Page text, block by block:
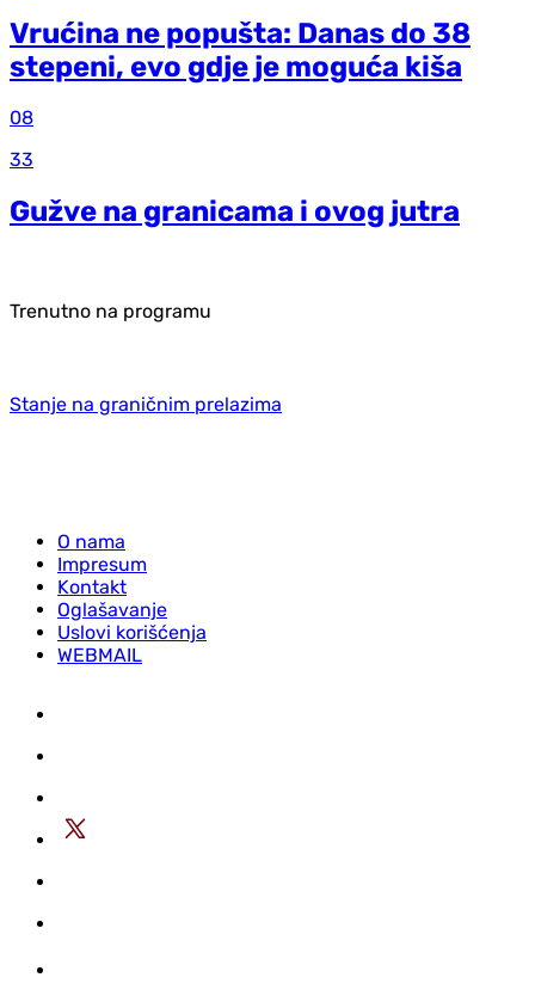
Vrućina ne popušta: Danas do 38
stepeni, evo gdje je moguća kiša
08
33
Gužve na granicama i ovog jutra
Trenutno na programu
Stanje na graničnim prelazima
O nama
Impresum
Kontakt
Oglašavanje
Uslovi korišćenja
WEBMAIL